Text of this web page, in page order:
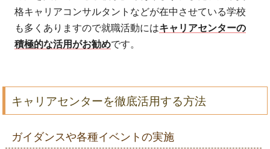
格キャリアコンサルタントなどが在中させている学校
も多くありますので就職活動にはキャリアセンターの
積極的な活用がお勧めです。
キャリアセンターを徹底活用する方法
ガイダンスや各種イベントの実施